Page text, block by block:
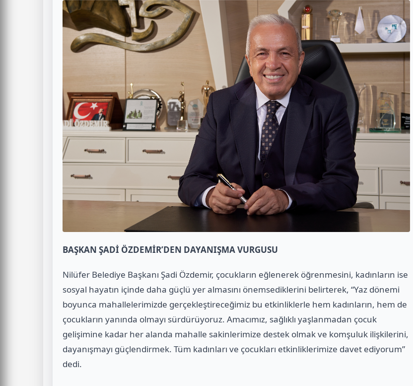
BAŞKAN ŞADİ ÖZDEMİR’DEN DAYANIŞMA VURGUSU
Nilüfer Belediye Başkanı Şadi Özdemir, çocukların eğlenerek öğrenmesini, kadınların ise
sosyal hayatın içinde daha güçlü yer almasını önemsediklerini belirterek, “Yaz dönemi
boyunca mahallelerimizde gerçekleştireceğimiz bu etkinliklerle hem kadınların, hem de
çocukların yanında olmayı sürdürüyoruz. Amacımız, sağlıklı yaşlanmadan çocuk
gelişimine kadar her alanda mahalle sakinlerimize destek olmak ve komşuluk ilişkilerini,
dayanışmayı güçlendirmek. Tüm kadınları ve çocukları etkinliklerimize davet ediyorum”
dedi.